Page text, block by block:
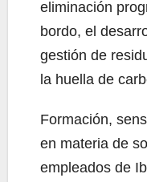
eliminación
bordo, el
gestión de
la huella de
Formación,
en materia de
empleados de